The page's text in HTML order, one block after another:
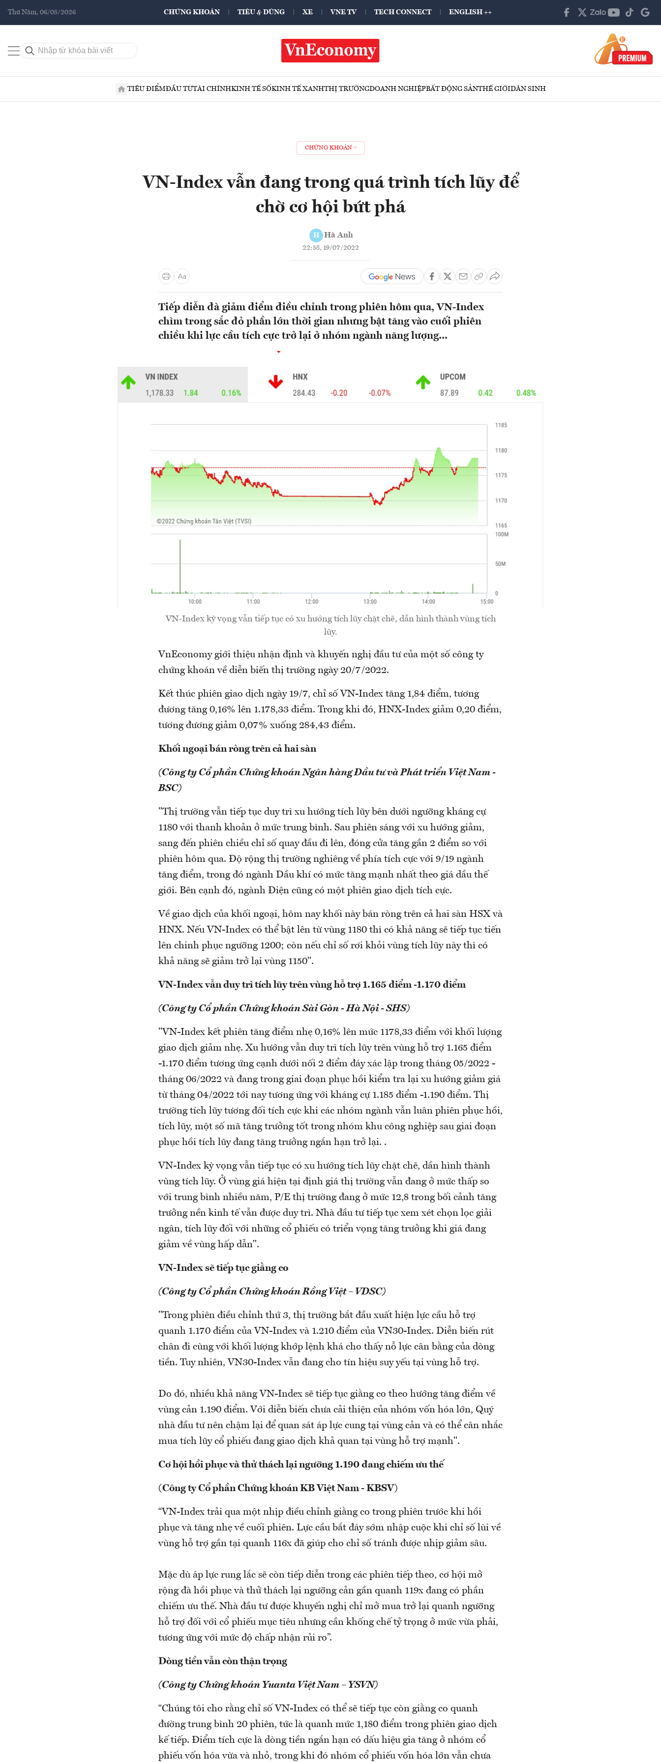
Thứ Năm, 06/08/2026 CHỨNG KHOÁN TIÊU & DÙNG XE VNE TV TECH CONNECT ENGLISH ++
TIÊU ĐIỂMĐẦU TƯTÀI CHÍNHKINH TẾ SỐKINH TẾ XANHTHỊ TRƯỜNGDOANH NGHIỆPBẤT ĐỘNG SẢNTHẾ GIỚIDÂN SINH
CHỨNG KHOÁN
VN-Index vẫn đang trong quá trình tích lũy để
chờ cơ hội bứt phá
H Hà Anh
22:58, 19/07/2022
Tiếp diễn đà giảm điểm điều chỉnh trong phiên hôm qua, VN-Index
chìm trong sắc đỏ phần lớn thời gian nhưng bật tăng vào cuối phiên
chiều khi lực cầu tích cực trở lại ở nhóm ngành năng lượng...
VN-Index kỳ vọng vẫn tiếp tục có xu hướng tích lũy chặt chẽ, dần hình thành vùng tích
lũy.
VnEconomy giới thiệu nhận định và khuyến nghị đầu tư của một số công ty
chứng khoán về diễn biến thị trường ngày 20/7/2022.
Kết thúc phiên giao dịch ngày 19/7, chỉ số VN-Index tăng 1,84 điểm, tương
đương tăng 0,16% lên 1.178,33 điểm. Trong khi đó, HNX-Index giảm 0,20 điểm,
tương đương giảm 0,07% xuống 284,43 điểm.
Khối ngoại bán ròng trên cả hai sàn
(Công ty Cổ phần Chứng khoán Ngân hàng Đầu tư và Phát triển Việt Nam -
BSC)
"Thị trường vẫn tiếp tục duy trì xu hướng tích lũy bên dưới ngưỡng kháng cự
1180 với thanh khoản ở mức trung bình. Sau phiên sáng với xu hướng giảm,
sang đến phiên chiều chỉ số quay đầu đi lên, đóng cửa tăng gần 2 điểm so với
phiên hôm qua. Độ rộng thị trường nghiêng về phía tích cực với 9/19 ngành
tăng điểm, trong đó ngành Dầu khí có mức tăng mạnh nhất theo giá dầu thế
giới. Bên cạnh đó, ngành Điện cũng có một phiên giao dịch tích cực.
Về giao dịch của khối ngoại, hôm nay khối này bán ròng trên cả hai sàn HSX và
HNX. Nếu VN-Index có thể bật lên từ vùng 1180 thì có khả năng sẽ tiếp tục tiến
lên chinh phục ngưỡng 1200; còn nếu chỉ số rơi khỏi vùng tích lũy này thì có
khả năng sẽ giảm trở lại vùng 1150".
VN-Index vẫn duy trì tích lũy trên vùng hỗ trợ 1.165 điểm -1.170 điểm
(Công ty Cổ phần Chứng khoán Sài Gòn - Hà Nội - SHS)
"VN-Index kết phiên tăng điểm nhẹ 0,16% lên mức 1178,33 điểm với khối lượng
giao dịch giảm nhẹ. Xu hướng vẫn duy trì tích lũy trên vùng hỗ trợ 1.165 điểm
-1.170 điểm tương ứng cạnh dưới nối 2 điểm đáy xác lập trong tháng 05/2022 -
tháng 06/2022 và đang trong giai đoạn phục hồi kiểm tra lại xu hướng giảm giá
từ tháng 04/2022 tới nay tương ứng với kháng cự 1.185 điểm -1.190 điểm. Thị
trường tích lũy tương đối tích cực khi các nhóm ngành vẫn luân phiên phục hồi,
tích lũy, một số mã tăng trưởng tốt trong nhóm khu công nghiệp sau giai đoạn
phục hồi tích lũy đang tăng trưởng ngắn hạn trở lại. .
VN-Index kỳ vọng vẫn tiếp tục có xu hướng tích lũy chặt chẽ, dần hình thành
vùng tích lũy. Ở vùng giá hiện tại định giá thị trường vẫn đang ở mức thấp so
với trung bình nhiều năm, P/E thị trường đang ở mức 12,8 trong bối cảnh tăng
trưởng nền kinh tế vẫn được duy trì. Nhà đầu tư tiếp tục xem xét chọn lọc giải
ngân, tích lũy đối với những cổ phiếu có triển vọng tăng trưởng khi giá đang
giảm về vùng hấp dẫn".
VN-Index sẽ tiếp tục giằng co
(Công ty Cổ phần Chứng khoán Rồng Việt – VDSC)
"Trong phiên điều chỉnh thứ 3, thị trường bắt đầu xuất hiện lực cầu hỗ trợ
quanh 1.170 điểm của VN-Index và 1.210 điểm của VN30-Index. Diễn biến rút
chân đi cùng với khối lượng khớp lệnh khá cho thấy nỗ lực cân bằng của dòng
tiền. Tuy nhiên, VN30-Index vẫn đang cho tín hiệu suy yếu tại vùng hỗ trợ.
Do đó, nhiều khả năng VN-Index sẽ tiếp tục giằng co theo hướng tăng điểm về
vùng cản 1.190 điểm. Với diễn biến chưa cải thiện của nhóm vốn hóa lớn, Quý
nhà đầu tư nên chậm lại để quan sát áp lực cung tại vùng cản và có thể cân nhắc
mua tích lũy cổ phiếu đang giao dịch khả quan tại vùng hỗ trợ mạnh".
Cơ hội hồi phục và thử thách lại ngưỡng 1.190 đang chiếm ưu thế
(Công ty Cổ phần Chứng khoán KB Việt Nam - KBSV)
“VN-Index trải qua một nhịp điều chỉnh giằng co trong phiên trước khi hồi
phục và tăng nhẹ về cuối phiên. Lực cầu bắt đáy sớm nhập cuộc khi chỉ số lùi về
vùng hỗ trợ gần tại quanh 116x đã giúp cho chỉ số tránh được nhịp giảm sâu.
Mặc dù áp lực rung lắc sẽ còn tiếp diễn trong các phiên tiếp theo, cơ hội mở
rộng đà hồi phục và thử thách lại ngưỡng cản gần quanh 119x đang có phần
chiếm ưu thế. Nhà đầu tư được khuyến nghị chỉ mở mua trở lại quanh ngưỡng
hỗ trợ đối với cổ phiếu mục tiêu nhưng cần khống chế tỷ trọng ở mức vừa phải,
tương ứng với mức độ chấp nhận rủi ro”.
Dòng tiền vẫn còn thận trọng
(Công ty Chứng khoán Yuanta Việt Nam – YSVN)
“Chúng tôi cho rằng chỉ số VN-Index có thể sẽ tiếp tục còn giằng co quanh
đường trung bình 20 phiên, tức là quanh mức 1,180 điểm trong phiên giao dịch
kế tiếp. Điểm tích cực là dòng tiền ngắn hạn có dấu hiệu gia tăng ở nhóm cổ
phiếu vốn hóa vừa và nhỏ, trong khi đó nhóm cổ phiếu vốn hóa lớn vẫn chưa